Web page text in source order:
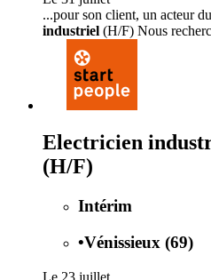
...pour son client, un acteur
industriel (H/F) Nous
Electricien
(H/F)
Intérim
•Vénissieux (69)
Le 23 juillet